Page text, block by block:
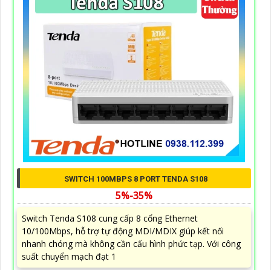
SWITCH 100MBPS 8 PORT TENDA S108
5%-35%
Switch Tenda S108 cung cấp 8 cổng Ethernet
10/100Mbps, hỗ trợ tự động MDI/MDIX giúp kết nối
nhanh chóng mà không cần cấu hình phức tạp. Với công
suất chuyển mạch đạt 1